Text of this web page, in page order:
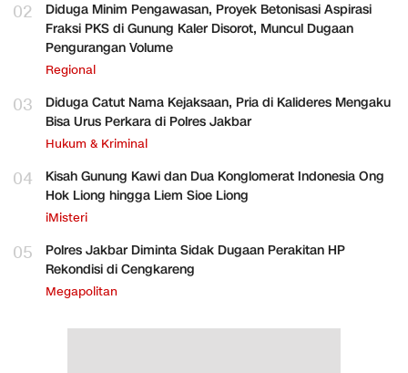
02
Diduga Minim Pengawasan, Proyek Betonisasi Aspirasi
Fraksi PKS di Gunung Kaler Disorot, Muncul Dugaan
Pengurangan Volume
Regional
03
Diduga Catut Nama Kejaksaan, Pria di Kalideres Mengaku
Bisa Urus Perkara di Polres Jakbar
Hukum & Kriminal
04
Kisah Gunung Kawi dan Dua Konglomerat Indonesia Ong
Hok Liong hingga Liem Sioe Liong
iMisteri
05
Polres Jakbar Diminta Sidak Dugaan Perakitan HP
Rekondisi di Cengkareng
Megapolitan